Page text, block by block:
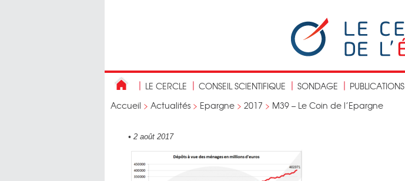
LE CERCLE CONSEIL SCIENTIFIQUE SONDAGE PUBLICATIONS
Accueil > Actualités > Epargne > 2017 > M39 – Le Coin de l’Epargne
• 2 août 2017